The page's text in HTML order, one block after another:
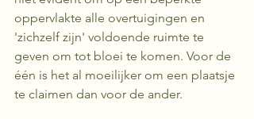
oppervlakte alle overtuigingen en
'zichzelf zijn' voldoende ruimte te
geven om tot bloei te komen. Voor de
één is het al moeilijker om een plaatsje
te claimen dan voor de ander.